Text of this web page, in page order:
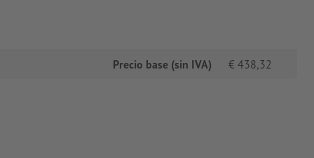
Precio base (sin IVA) € 438,32